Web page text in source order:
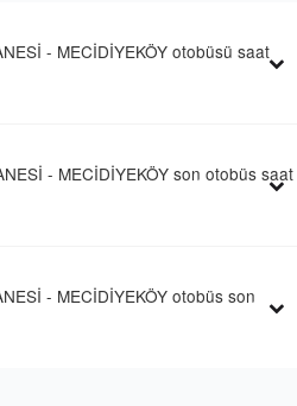
- MECİDİYEKÖY otobüsü saat
- MECİDİYEKÖY son otobüs saat
- MECİDİYEKÖY otobüs son